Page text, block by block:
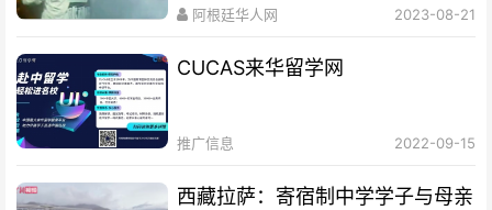
阿根廷华人网 2023-08-21
CUCAS来华留学网
推广信息 2022-09-15
西藏拉萨：寄宿制中学学子与母亲